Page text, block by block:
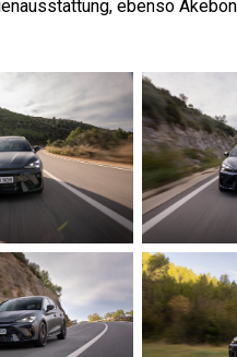
ebenso